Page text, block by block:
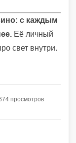
с каждым
Её личный
свет внутри.
просмотров